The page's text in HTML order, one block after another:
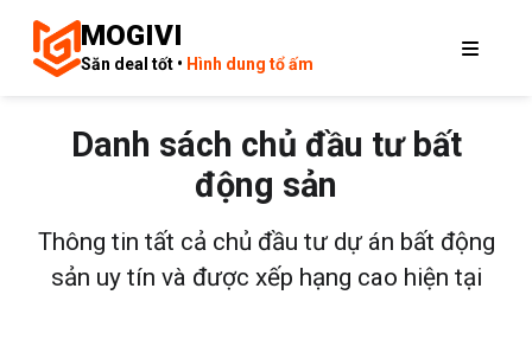
MOGIVI
Săn deal tốt • Hình dung tổ ấm
Danh sách chủ đầu tư bất
động sản
Thông tin tất cả chủ đầu tư dự án bất động
sản uy tín và được xếp hạng cao hiện tại